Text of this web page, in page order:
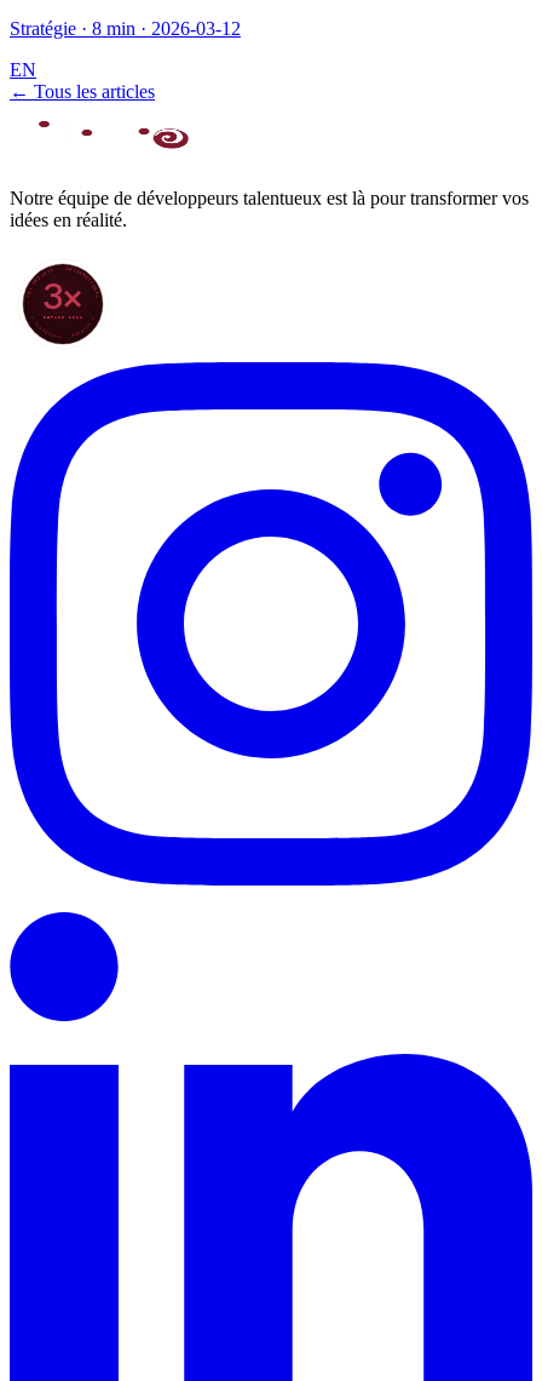
Stratégie · 8 min · 2026-03-12
EN
← Tous les articles
Notre équipe de développeurs talentueux est là pour transformer vos
idées en réalité.
70+ PROJETS · INTERNATIONAL
★ CLARODIGI · MOROCCO ★
3×
DEPUIS 2022